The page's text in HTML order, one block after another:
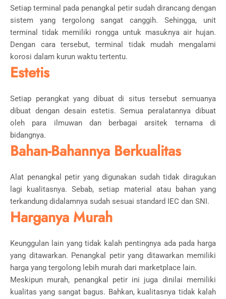
Setiap terminal pada penangkal petir sudah dirancang dengan
sistem yang tergolong sangat canggih. Sehingga, unit
terminal tidak memiliki rongga untuk masuknya air hujan.
Dengan cara tersebut, terminal tidak mudah mengalami
korosi dalam kurun waktu tertentu.
Estetis
Setiap perangkat yang dibuat di situs tersebut semuanya
dibuat dengan desain estetis. Semua peralatannya dibuat
oleh para ilmuwan dan berbagai arsitek ternama di
bidangnya.
Bahan-Bahannya Berkualitas
Alat penangkal petir yang digunakan sudah tidak diragukan
lagi kualitasnya. Sebab, setiap material atau bahan yang
terkandung didalamnya sudah sesuai standard IEC dan SNI.
Harganya Murah
Keunggulan lain yang tidak kalah pentingnya ada pada harga
yang ditawarkan. Penangkal petir yang ditawarkan memiliki
harga yang tergolong lebih murah dari marketplace lain.
Meskipun murah, penangkal petir ini juga dinilai memiliki
kualitas yang sangat bagus. Bahkan, kualitasnya tidak kalah